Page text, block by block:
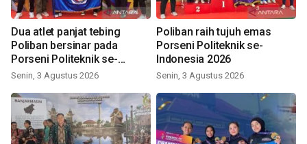
Dua atlet panjat tebing
Poliban bersinar pada
Porseni Politeknik se-
Indonesia 2026
Senin, 3 Agustus 2026
Poliban raih tujuh emas
Porseni Politeknik se-
Indonesia 2026
Senin, 3 Agustus 2026